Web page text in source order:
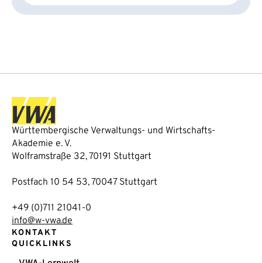
Württembergische Verwaltungs- und Wirtschafts-
Akademie e. V.
Wolframstraße 32, 70191 Stuttgart
Postfach 10 54 53, 70047 Stuttgart
+49 (0)711 21041-0
info@w-vwa.de
KONTAKT
QUICKLINKS